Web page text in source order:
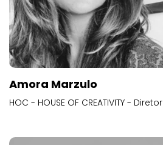
Amora Marzulo
HOC - HOUSE OF CREATIVITY - Diretor